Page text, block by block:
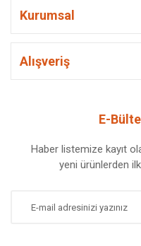
Kurumsal
Alışveriş
E-
Haber listemize kayıt
yeni ürünlerden